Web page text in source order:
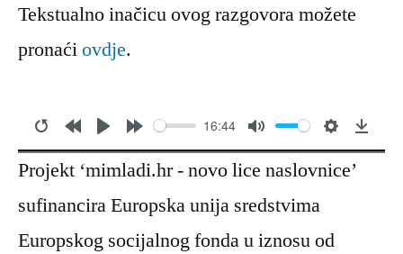
Tekstualno inačicu ovog razgovora možete
pronaćiovdje.
RestartRewind
10s
playForward
10s
16:44
Mute Settings
Projekt ‘mimladi.hr - novo lice naslovnice’
sufinancira Europska unija sredstvima
Europskog socijalnog fonda u iznosu od